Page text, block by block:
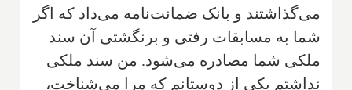
می‌گذاشتند و بانک ضمانت‌نامه می‌داد که اگر
شما به مسابقات رفتی و برنگشتی آن سند
ملکی شما مصادره می‌شود. من سند ملکی
نداشتم یکی از دوستانم که مرا می‌شناخت،